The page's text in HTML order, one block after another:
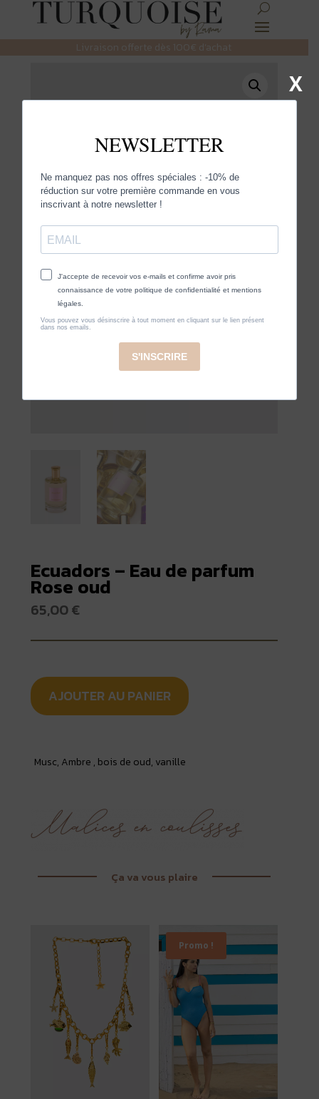
Livraison offerte dès 100€ d’achat
Ecuadors – Eau de parfum
Rose oud
65,00€
AJOUTER AU PANIER
Musc, Ambre , bois de oud, vanille
Ça va vous plaire
Promo !
X